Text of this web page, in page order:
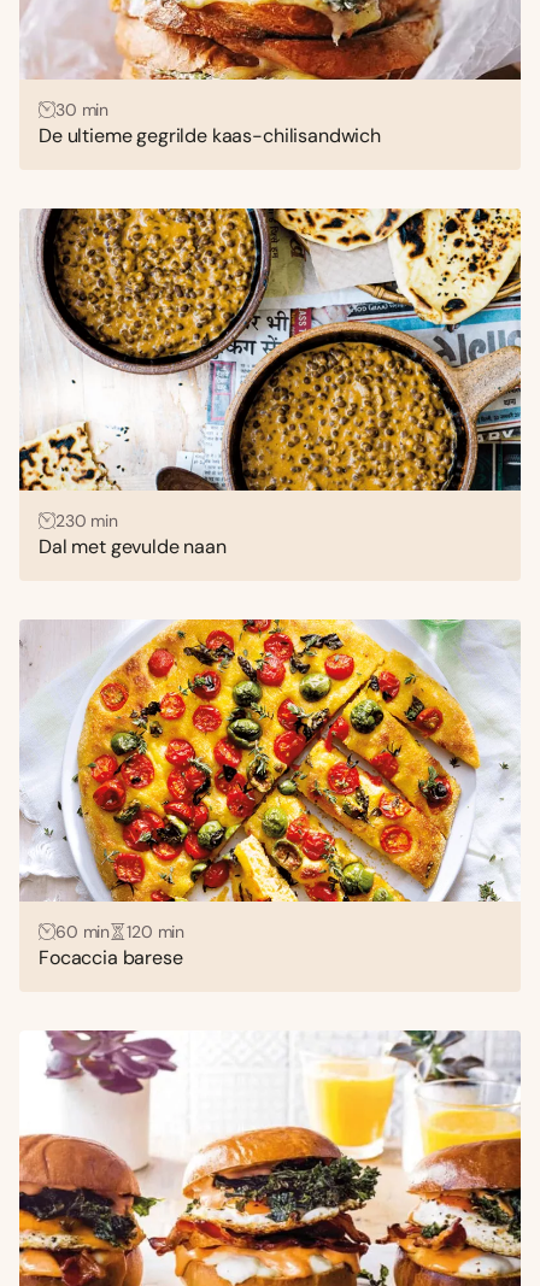
30 min
De ultieme gegrilde kaas-chilisandwich
230 min
Dal met gevulde naan
60 min 120 min
Focaccia barese